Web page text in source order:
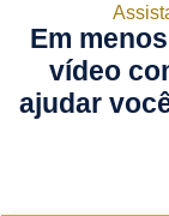
Em
vídeo
ajudar